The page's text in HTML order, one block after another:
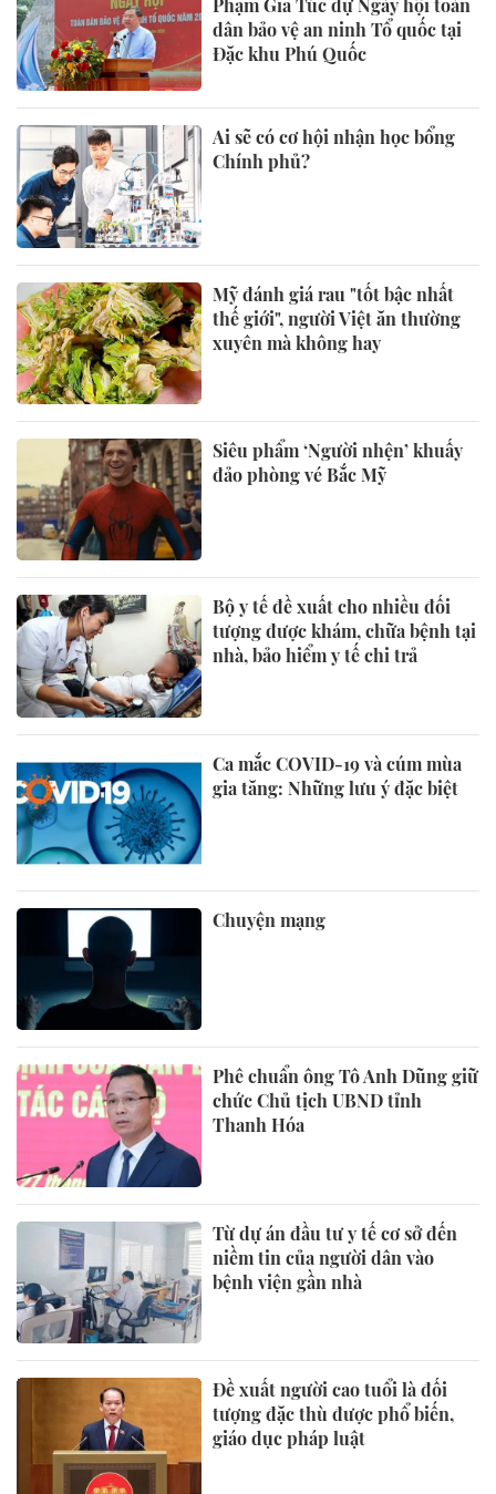
Phạm Gia Túc dự Ngày hội toàn
dân bảo vệ an ninh Tổ quốc tại
Đặc khu Phú Quốc
Ai sẽ có cơ hội nhận học bổng
Chính phủ?
Mỹ đánh giá rau "tốt bậc nhất
thế giới", người Việt ăn thường
xuyên mà không hay
Siêu phẩm ‘Người nhện’ khuấy
đảo phòng vé Bắc Mỹ
Bộ y tế đề xuất cho nhiều đối
tượng được khám, chữa bệnh tại
nhà, bảo hiểm y tế chi trả
Ca mắc COVID-19 và cúm mùa
gia tăng: Những lưu ý đặc biệt
Chuyện mạng
Phê chuẩn ông Tô Anh Dũng giữ
chức Chủ tịch UBND tỉnh
Thanh Hóa
Từ dự án đầu tư y tế cơ sở đến
niềm tin của người dân vào
bệnh viện gần nhà
Đề xuất người cao tuổi là đối
tượng đặc thù được phổ biến,
giáo dục pháp luật